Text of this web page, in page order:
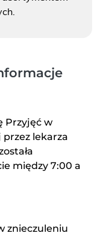
Przyjęć w
lekarza
między 7:00 a
znieczuleniu